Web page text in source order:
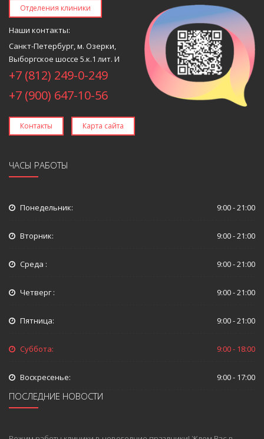
Отделения клиники
Наши контакты:
Санкт-Петербург, м. Озерки,
Выборгское шоссе 5.к.1 лит. И
+7 (812) 249-0-249
+7 (900) 647-10-56
Контакты Карта сайта
ЧАСЫ РАБОТЫ
Понедельник: 9:00 - 21:00
Вторник: 9:00 - 21:00
Среда : 9:00 - 21:00
Четверг : 9:00 - 21:00
Пятница: 9:00 - 21:00
Суббота: 9:00 - 18:00
Воскресенье: 9:00 - 17:00
ПОСЛЕДНИЕ НОВОСТИ